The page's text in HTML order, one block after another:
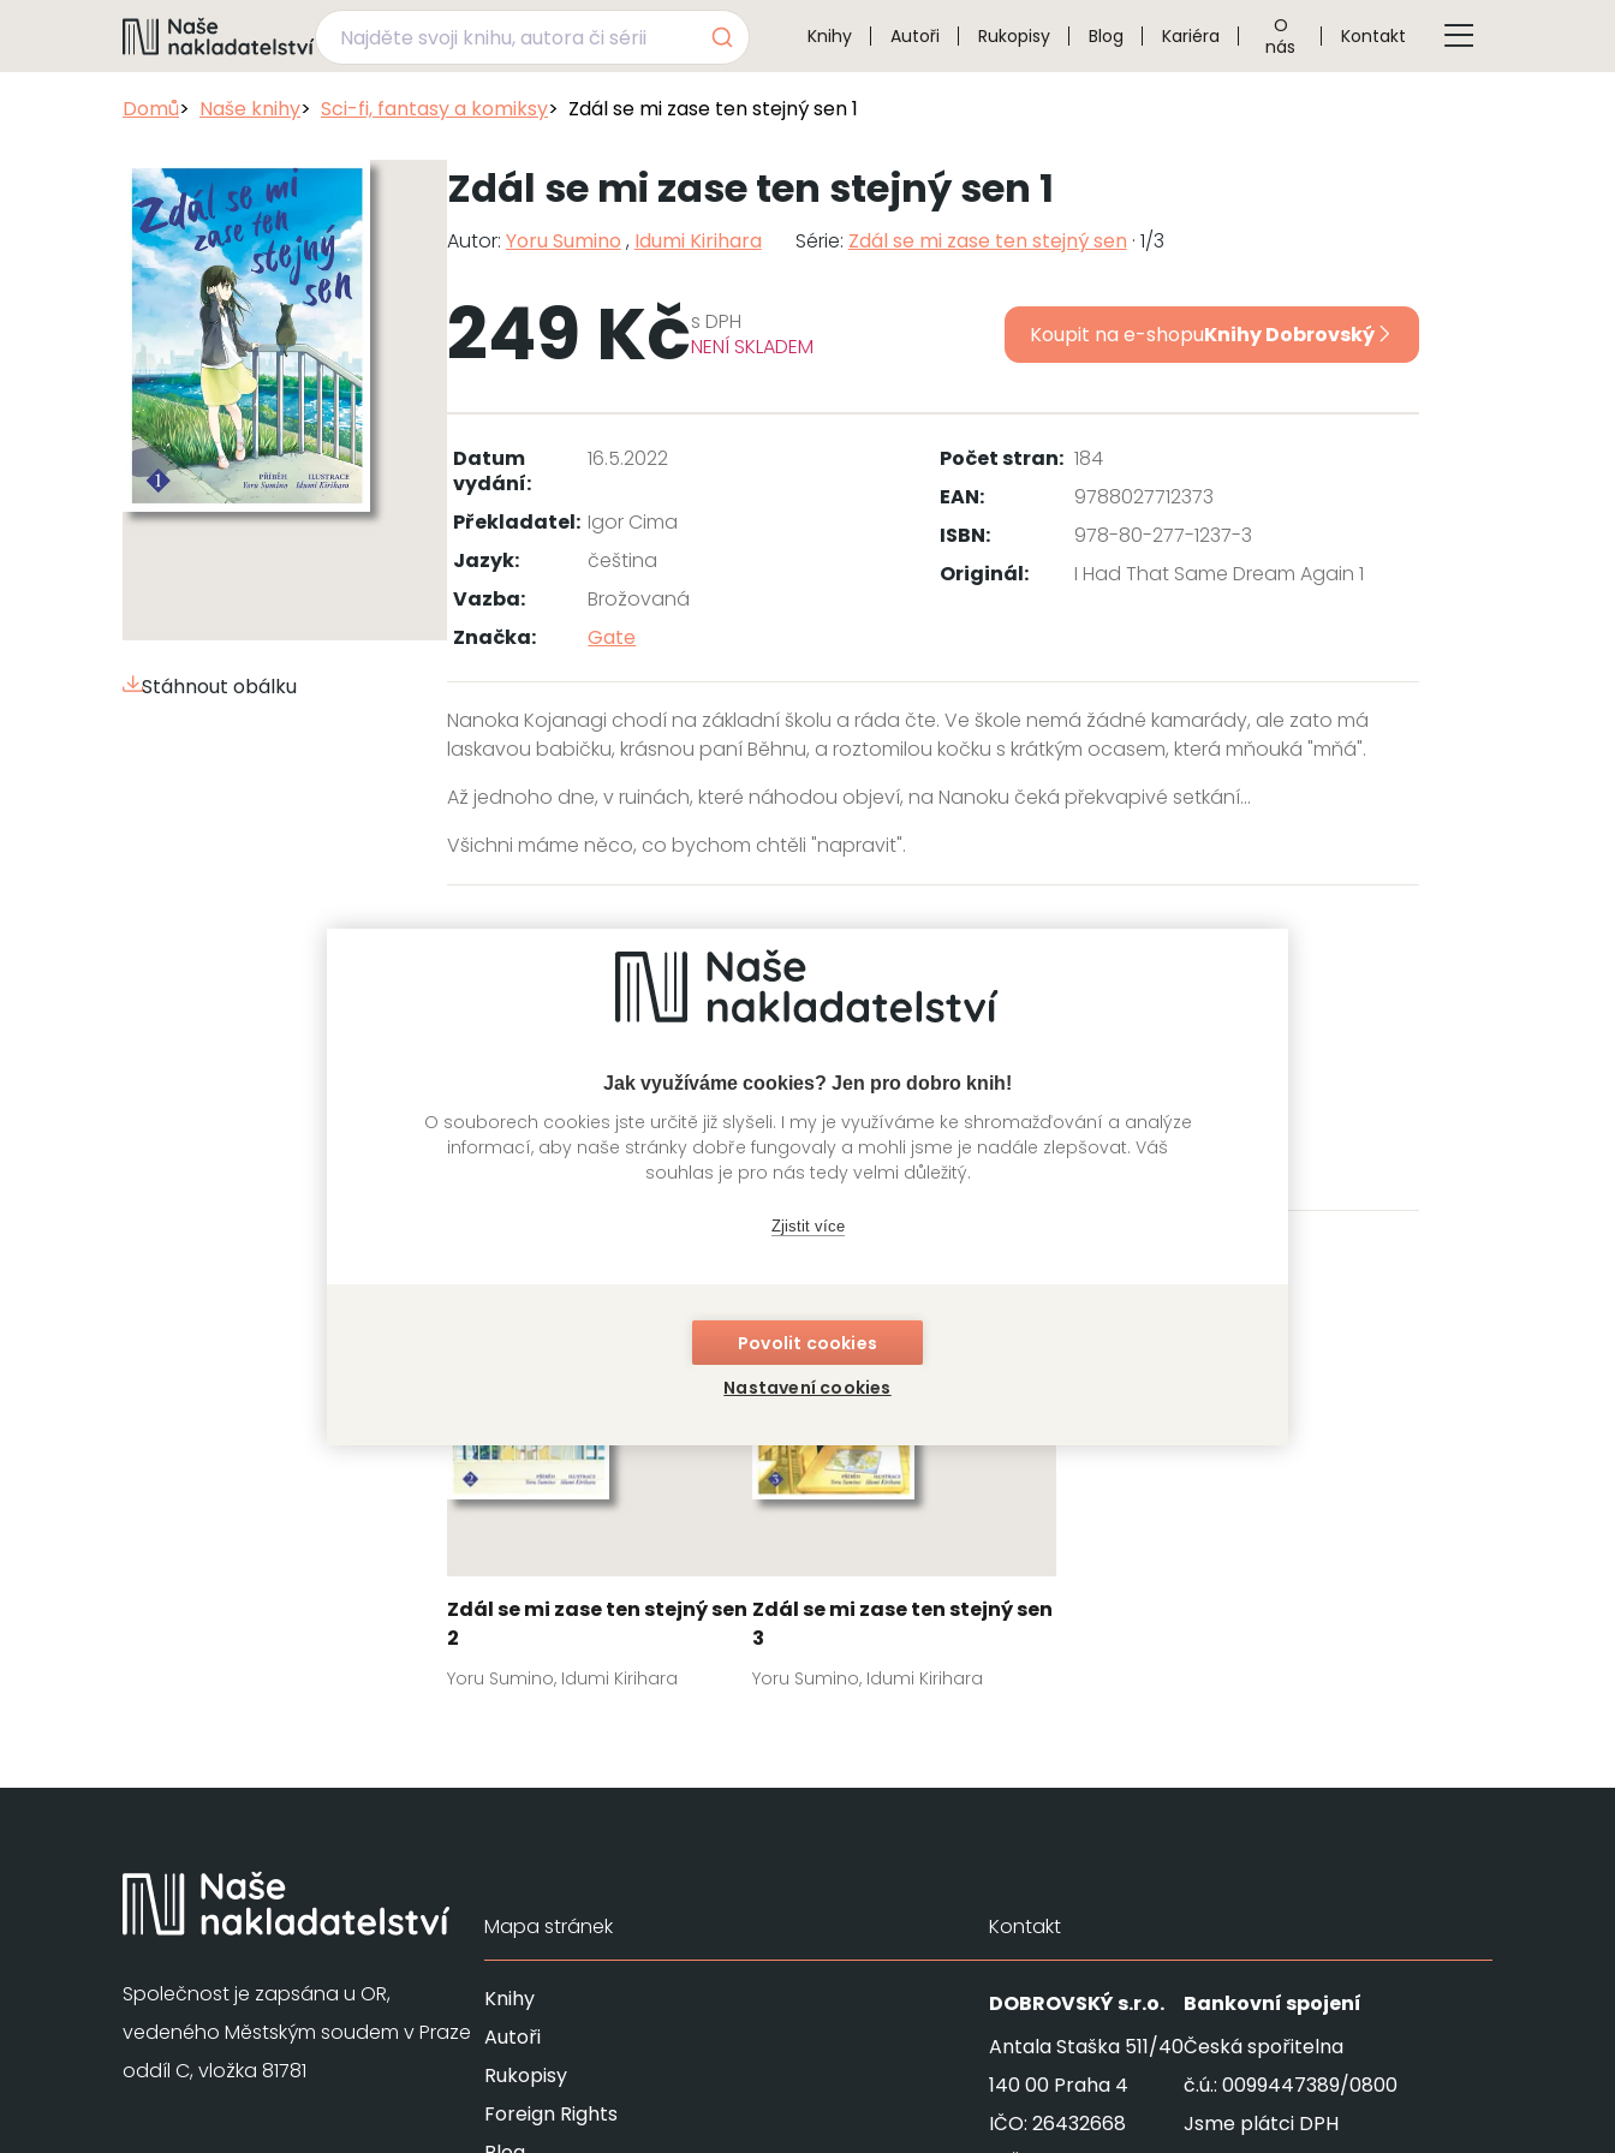
Jak využíváme cookies? Jen pro dobro knih!
O souborech cookies jste určitě již slyšeli. I my je využíváme ke shromažďování a analýze
informací, aby naše stránky dobře fungovaly a mohli jsme je nadále zlepšovat. Váš
souhlas je pro nás tedy velmi důležitý.
Zjistit více
Povolit cookies
Nastavení cookies
Knihy Autoři Rukopisy Blog Kariéra
O
nás
Kontakt
Domů Naše knihy Sci-fi, fantasy a komiksy Zdál se mi zase ten stejný sen 1
Stáhnout obálku
Zdál se mi zase ten stejný sen 1
Autor: Yoru Sumino , Idumi Kirihara Série: Zdál se mi zase ten stejný sen · 1/3
249 Kčs DPH
NENÍ SKLADEM
Koupit na e-shopuKnihy Dobrovský
Datum
vydání:
16.5.2022
Překladatel: Igor Cima
Jazyk:
čeština
Vazba:
Brožovaná
Počet stran: 184
EAN:
9788027712373
ISBN:
978-80-277-1237-3
Originál:
I Had That Same Dream Again 1
Značka: Gate
Nanoka Kojanagi chodí na základní školu a ráda čte. Ve škole nemá žádné kamarády, ale zato má
laskavou babičku, krásnou paní Běhnu, a roztomilou kočku s krátkým ocasem, která mňouká "mňá".
Až jednoho dne, v ruinách, které náhodou objeví, na Nanoku čeká překvapivé setkání...
Všichni máme něco, co bychom chtěli "napravit".
Zdál se mi zase ten stejný sen
Zdál se mi zase ten stejný sen 2
Zdál se mi zase ten stejný sen 3
Další knihy autora
Zdál se mi zase ten stejný sen
2
Yoru Sumino, Idumi Kirihara
Zdál se mi zase ten stejný sen
3
Yoru Sumino, Idumi Kirihara
Společnost je zapsána u OR,
vedeného Městským soudem v Praze
oddíl C, vložka 81781
Mapa stránek
Knihy
Autoři
Rukopisy
Foreign Rights
Kontakt
DOBROVSKÝs.r.o.
Antala Staška 511/40
140 00 Praha 4
IČO: 26432668
Bankovní spojení
Česká spořitelna
č.ú.: 0099447389/0800
Jsme plátci DPH